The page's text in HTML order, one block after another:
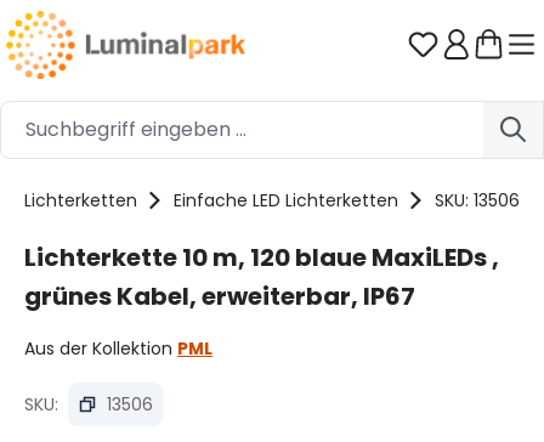
Zum Hauptinhalt springen Du hast 0
Lichterketten Einfache LED Lichterketten SKU: 13506
Lichterkette 10 m, 120 blaue MaxiLEDs ,
grünes Kabel, erweiterbar, IP67
Aus der Kollektion PML
SKU: 13506